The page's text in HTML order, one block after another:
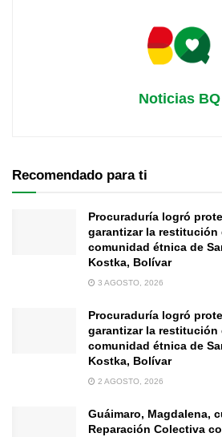
Noticias BQ
Recomendado para ti
Procuraduría logró
garantizar la restitución
comunidad étnica de
Kostka, Bolívar
3 AGOSTO, 2026
Procuraduría logró
garantizar la restitución
comunidad étnica de
Kostka, Bolívar
2 AGOSTO, 2026
Guáimaro, Magdalena,
Reparación Colectiva